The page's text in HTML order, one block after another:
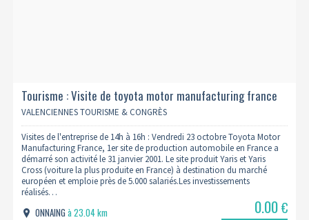
Tourisme : Visite de toyota motor manufacturing france
23/10 (complet)
VALENCIENNES TOURISME & CONGRÈS
Visites de l'entreprise de 14h à 16h : Vendredi 23 octobre Toyota Motor
Manufacturing France, 1er site de production automobile en France a
démarré son activité le 31 janvier 2001. Le site produit Yaris et Yaris
Cross (voiture la plus produite en France) à destination du marché
européen et emploie près de 5.000 salariés.Les investissements
réalisés…
ONNAINGà 23.04 km
0.00€